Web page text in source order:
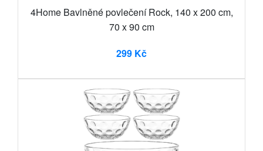
4Home Bavlněné povlečení Rock, 140 x 200 cm,
70 x 90 cm
299 Kč